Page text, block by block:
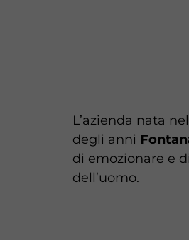
L’azienda nata
degli anni
di emozionare e
dell’uomo.